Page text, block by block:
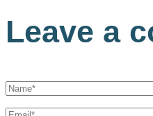
Leave a